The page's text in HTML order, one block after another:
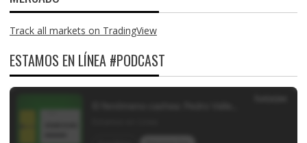
Track all markets on TradingView
ESTAMOS EN LÍNEA #PODCAST